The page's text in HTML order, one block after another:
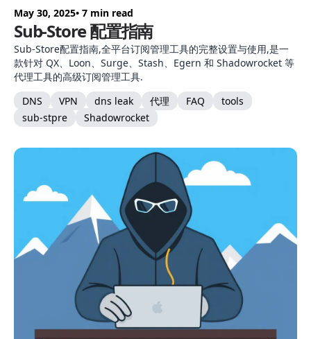
May 30, 2025• 7 min read
Sub-Store 配置指南
Sub-Store配置指南,全平台订阅管理工具的完整设置与使用,是一
款针对 QX、Loon、Surge、Stash、Egern 和 Shadowrocket 等
代理工具的高级订阅管理工具.
DNS
VPN dns leak 代理 FAQ
tools
sub-stpre
Shadowrocket